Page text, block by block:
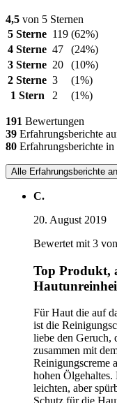
4,5 von 5 Sternen
5 Sterne 119 (62%)
4 Sterne 47
(24%)
3 Sterne 20
(10%)
2 Sterne 3
(1%)
1 Stern
2 (1%)
191 Bewertungen
39 Erfahrungsberichte
80 Erfahrungsberichte in
Alle Erfahrungsberichte
C.
20. August 2019
Bewertet mit 3
Top Produkt,
Für Haut die auf
ist die
liebe den Geruch,
zusammen mit
Reinigungscreme
hohen
leichten, aber